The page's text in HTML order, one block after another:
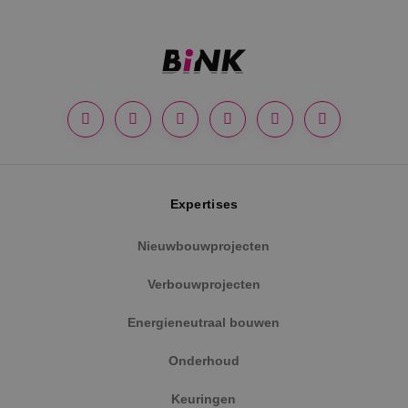
Expertises
Nieuwbouwprojecten
Verbouwprojecten
Energieneutraal bouwen
Onderhoud
Keuringen
.youtube.com